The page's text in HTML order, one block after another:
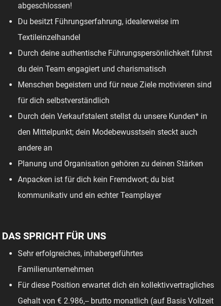
abgeschlossen!
Du besitzt Führungserfahrung, idealerweise im
Textileinzelhandel
Durch deine authentische Führungspersönlichkeit führst
du dein Team engagiert und charismatisch
Menschen begeistern und für neue Ziele motivieren sind
für dich selbstverständlich
Durch dein Verkaufstalent stellst du unsere Kunden* in
den Mittelpunkt; dein Modebewusstsein steckt auch
andere an
Planung und Organisation gehören zu deinen Stärken
Anpacken ist für dich kein Fremdwort; du bist
kommunikativ und ein echter Teamplayer
DAS SPRICHT FÜR UNS
Sehr erfolgreiches, inhabergeführtes
Familienunternehmen
Für diese Position erwartet dich ein kollektivvertragliches
Gehalt von € 2.986,-- brutto monatlich (auf Basis Vollzeit